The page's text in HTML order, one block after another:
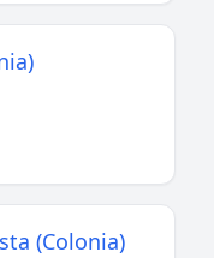
(Colonia)